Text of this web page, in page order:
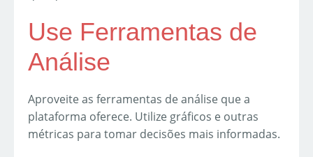
Use Ferramentas de
Análise
Aproveite as ferramentas de análise que a
plataforma oferece. Utilize gráficos e outras
métricas para tomar decisões mais informadas.